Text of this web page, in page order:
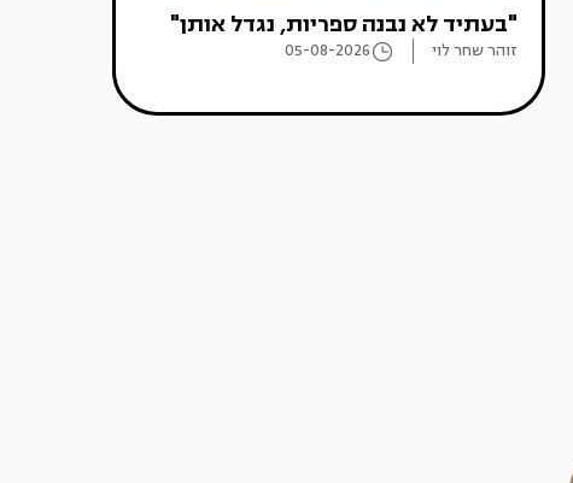
"בעתיד לא נבנה ספריות, נגדל אותן"
זוהר שחר לוי 05-08-2026